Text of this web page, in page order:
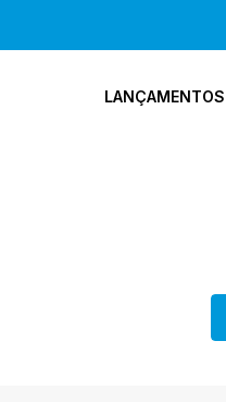
LANÇAMENTOS